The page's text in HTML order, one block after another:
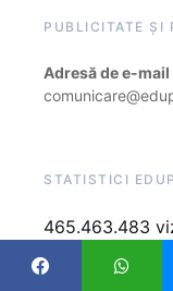
PUBLICITATE ȘI
Adresă de e-mail
STATISTICI
465.463.483